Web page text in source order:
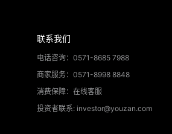
联系我们
电话咨询：0571-8685 7988
商家服务：0571-8998 8848
消费保障：在线客服
投资者联系: investor@youzan.com